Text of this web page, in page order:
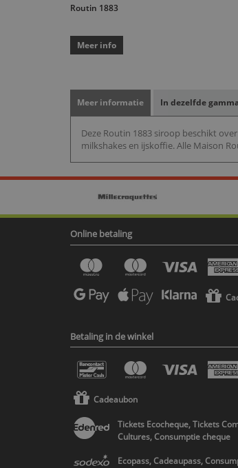
Routin 1883
Meer info
Meer informatie In dezelfde
Deze Routin 1883 siroop beschikt
milkshakes en ijskoffie. Alle Maison
Online betaling
Betaling in de winkel
Cadeaubon
Tickets Ecocheque, Tickets
Cultures, Consumptie cheque
Ecopass, Cadeaupass,